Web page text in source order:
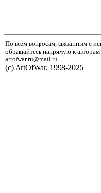
По всем вопросам, связанным с
обращайтесь напрямую к авторам
artofwar.ru@mail.ru
(с) ArtOfWar, 1998-2025